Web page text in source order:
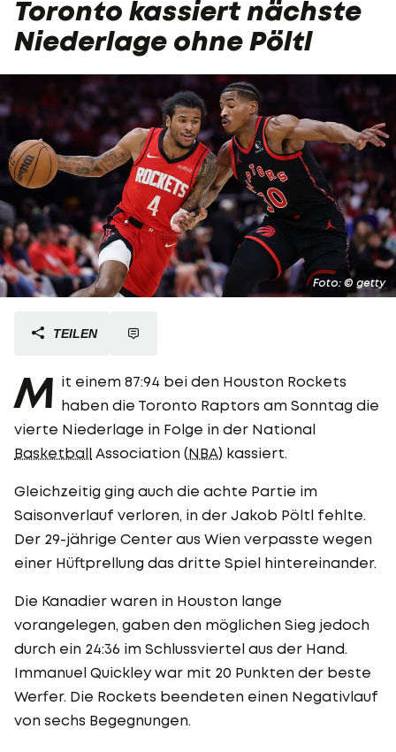
Toronto kassiert nächste
Niederlage ohne Pöltl
Foto: © getty
TEILEN
M it einem 87:94 bei den Houston Rockets
haben die Toronto Raptors am Sonntag die
vierte Niederlage in Folge in der National
Basketball Association (NBA) kassiert.
Gleichzeitig ging auch die achte Partie im
Saisonverlauf verloren, in der Jakob Pöltl fehlte.
Der 29-jährige Center aus Wien verpasste wegen
einer Hüftprellung das dritte Spiel hintereinander.
Die Kanadier waren in Houston lange
vorangelegen, gaben den möglichen Sieg jedoch
durch ein 24:36 im Schlussviertel aus der Hand.
Immanuel Quickley war mit 20 Punkten der beste
Werfer. Die Rockets beendeten einen Negativlauf
von sechs Begegnungen.